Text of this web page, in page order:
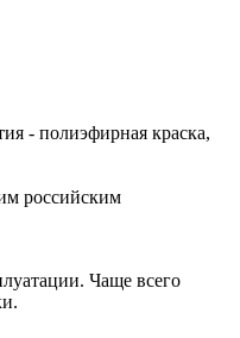
- полиэфирная краска,
российским
Чаще всего